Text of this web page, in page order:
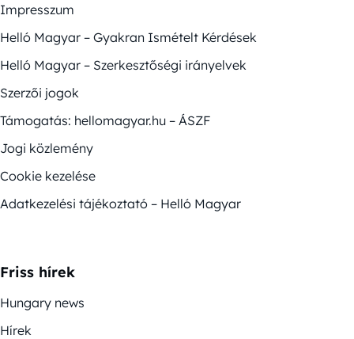
Impresszum
Helló Magyar – Gyakran Ismételt Kérdések
Helló Magyar – Szerkesztőségi irányelvek
Szerzői jogok
Támogatás: hellomagyar.hu – ÁSZF
Jogi közlemény
Cookie kezelése
Adatkezelési tájékoztató – Helló Magyar
Friss hírek
Hungary news
Hírek